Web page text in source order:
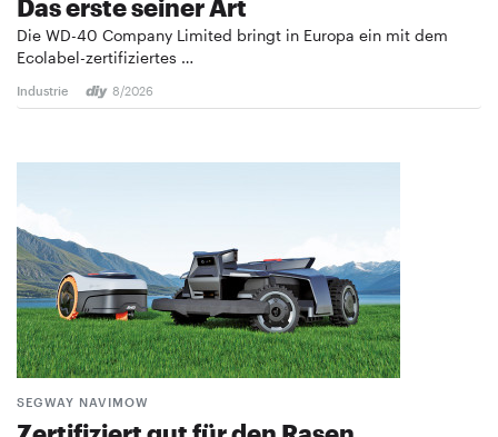
Das erste seiner Art
Die WD-40 Company Limited bringt in Europa ein mit dem
Ecolabel-zertifiziertes …
Industrie 8/2026
SEGWAY NAVIMOW